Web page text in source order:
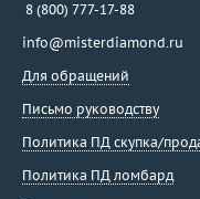
8 (800) 777-17-88
info@misterdiamond.ru
Для обращений
Письмо руководству
Политика ПД скупка/
Политика ПД ломбард